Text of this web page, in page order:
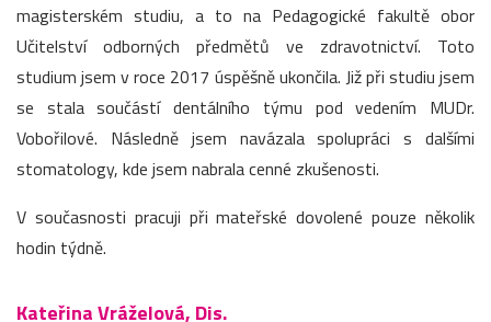
magisterském studiu, a to na Pedagogické fakultě obor
Učitelství odborných předmětů ve zdravotnictví. Toto
studium jsem v roce 2017 úspěšně ukončila. Již při studiu jsem
se stala součástí dentálního týmu pod vedením MUDr.
Vobořilové. Následně jsem navázala spolupráci s dalšími
stomatology, kde jsem nabrala cenné zkušenosti.
V současnosti pracuji při mateřské dovolené pouze několik
hodin týdně.
Kateřina Vráželová, Dis.